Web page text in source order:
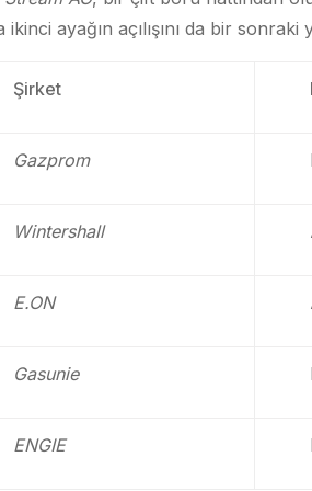
ikinci ayağın açılışını da bir sonraki
Şirket
Gazprom
Wintershall
E.ON
Gasunie
ENGIE